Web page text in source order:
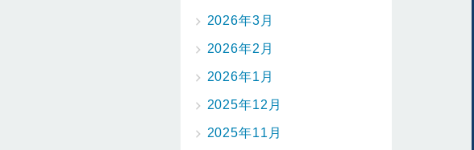
2026年3月
2026年2月
2026年1月
2025年12月
2025年11月